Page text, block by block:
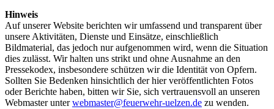
Hinweis
Auf unserer Website berichten wir umfassend und transparent über
unsere Aktivitäten, Dienste und Einsätze, einschließlich
Bildmaterial, das jedoch nur aufgenommen wird, wenn die Situation
dies zulässt. Wir halten uns strikt und ohne Ausnahme an den
Pressekodex, insbesondere schützen wir die Identität von Opfern.
Sollten Sie Bedenken hinsichtlich der hier veröffentlichten Fotos
oder Berichte haben, bitten wir Sie, sich vertrauensvoll an unseren
Webmaster unterwebmaster@feuerwehr-uelzen.de zu wenden.